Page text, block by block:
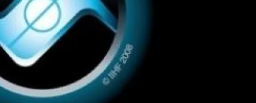
Moderní pětiboj
Motorsport
Olympijské hry
Parasport